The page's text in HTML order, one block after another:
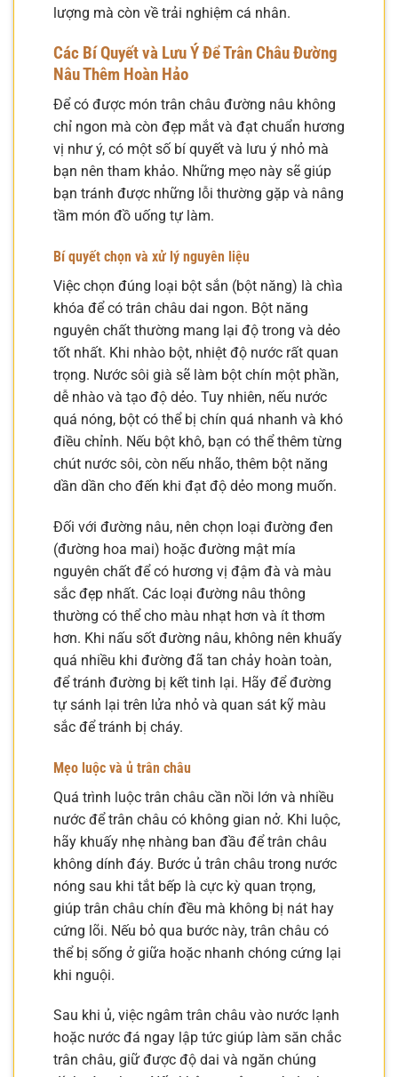
lượng mà còn về trải nghiệm cá nhân.
Các Bí Quyết và Lưu Ý Để Trân Châu Đường
Nâu Thêm Hoàn Hảo
Để có được món trân châu đường nâu không
chỉ ngon mà còn đẹp mắt và đạt chuẩn hương
vị như ý, có một số bí quyết và lưu ý nhỏ mà
bạn nên tham khảo. Những mẹo này sẽ giúp
bạn tránh được những lỗi thường gặp và nâng
tầm món đồ uống tự làm.
Bí quyết chọn và xử lý nguyên liệu
Việc chọn đúng loại bột sắn (bột năng) là chìa
khóa để có trân châu dai ngon. Bột năng
nguyên chất thường mang lại độ trong và dẻo
tốt nhất. Khi nhào bột, nhiệt độ nước rất quan
trọng. Nước sôi già sẽ làm bột chín một phần,
dễ nhào và tạo độ dẻo. Tuy nhiên, nếu nước
quá nóng, bột có thể bị chín quá nhanh và khó
điều chỉnh. Nếu bột khô, bạn có thể thêm từng
chút nước sôi, còn nếu nhão, thêm bột năng
dần dần cho đến khi đạt độ dẻo mong muốn.
Đối với đường nâu, nên chọn loại đường đen
(đường hoa mai) hoặc đường mật mía
nguyên chất để có hương vị đậm đà và màu
sắc đẹp nhất. Các loại đường nâu thông
thường có thể cho màu nhạt hơn và ít thơm
hơn. Khi nấu sốt đường nâu, không nên khuấy
quá nhiều khi đường đã tan chảy hoàn toàn,
để tránh đường bị kết tinh lại. Hãy để đường
tự sánh lại trên lửa nhỏ và quan sát kỹ màu
sắc để tránh bị cháy.
Mẹo luộc và ủ trân châu
Quá trình luộc trân châu cần nồi lớn và nhiều
nước để trân châu có không gian nở. Khi luộc,
hãy khuấy nhẹ nhàng ban đầu để trân châu
không dính đáy. Bước ủ trân châu trong nước
nóng sau khi tắt bếp là cực kỳ quan trọng,
giúp trân châu chín đều mà không bị nát hay
cứng lõi. Nếu bỏ qua bước này, trân châu có
thể bị sống ở giữa hoặc nhanh chóng cứng lại
khi nguội.
Sau khi ủ, việc ngâm trân châu vào nước lạnh
hoặc nước đá ngay lập tức giúp làm săn chắc
trân châu, giữ được độ dai và ngăn chúng